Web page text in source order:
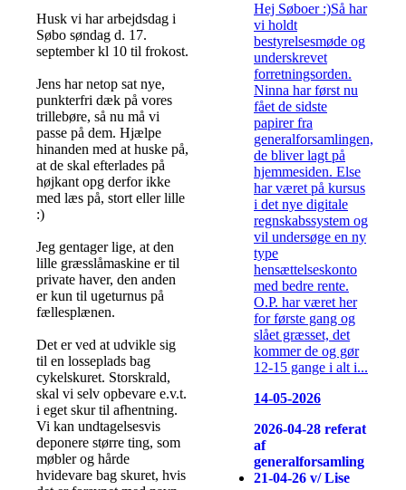
Husk vi har arbejdsdag i
Søbo søndag d. 17.
september kl 10 til frokost.
Jens har netop sat nye,
punkterfri dæk på vores
trillebøre, så nu må vi
passe på dem. Hjælpe
hinanden med at huske på,
at de skal efterlades på
højkant opg derfor ikke
med læs på, stort eller lille
:)
Jeg gentager lige, at den
lille græsslåmaskine er til
private haver, den anden
er kun til ugeturnus på
fællesplænen.
Det er ved at udvikle sig
til en losseplads bag
cykelskuret. Storskrald,
skal vi selv opbevare e.v.t.
i eget skur til afhentning.
Vi kan undtagelsesvis
deponere større ting, som
møbler og hårde
hvidevare bag skuret, hvis
Hej Søboer :)Så har
vi holdt
bestyrelsesmøde og
underskrevet
forretningsorden.
Ninna har først nu
fået de sidste
papirer fra
generalforsamlingen,
de bliver lagt på
hjemmesiden. Else
har været på kursus
i det nye digitale
regnskabssystem og
vil undersøge en ny
type
hensættelseskonto
med bedre rente.
O.P. har været her
for første gang og
slået græsset, det
kommer de og gør
12-15 gange i alt i...
14-05-2026
2026-04-28 referat
af
generalforsamling
21-04-26 v/ Lise